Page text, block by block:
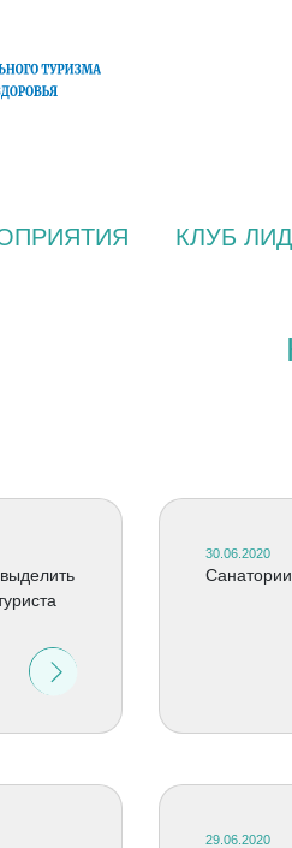
КЛУБ
30.06.2020
29.06.2020